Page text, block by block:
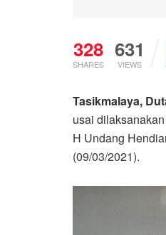
328
SHARES
631
VIEWS
Tasikmalaya,
usai
H Undang
(09/03/2021).